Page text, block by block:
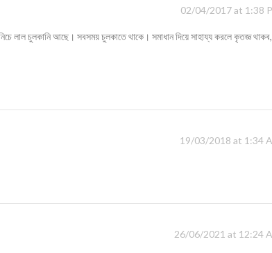
02/04/2017 at 1:38
লাল চুলকানি আছে। সবসময় চুলকাতে থাকে। সমাধান দিয়ে সাহায্য করলে কৃতজ্ঞ থাকব,
19/03/2018 at 1:34
26/06/2021 at 12:24